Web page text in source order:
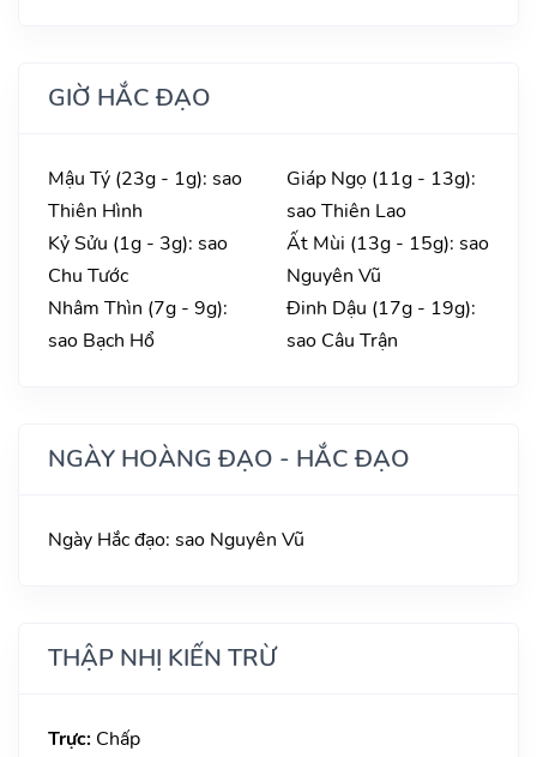
GIỜ HẮC ĐẠO
Mậu Tý (23g - 1g): sao
Thiên Hình
Kỷ Sửu (1g - 3g): sao
Chu Tước
Nhâm Thìn (7g - 9g):
sao Bạch Hổ
Giáp Ngọ (11g - 13g):
sao Thiên Lao
Ất Mùi (13g - 15g): sao
Nguyên Vũ
Đinh Dậu (17g - 19g):
sao Câu Trận
NGÀY HOÀNG ĐẠO - HẮC ĐẠO
Ngày Hắc đạo: sao Nguyên Vũ
THẬP NHỊ KIẾN TRỪ
Trực: Chấp